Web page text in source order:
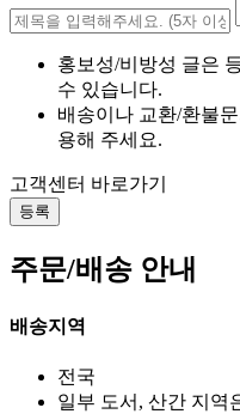
홍보성/비방성 글은
수 있습니다.
배송이나 교환/환불
용해 주세요.
고객센터 바로가기
등록
주문/배송 안내
배송지역
전국
일부 도서, 산간 지역